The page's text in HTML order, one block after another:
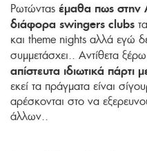
Ρωτώντας έμαθα πως
διάφορα swingers clubs
και theme nights αλλά εγώ
συμμετάσχει.. Αντίθετα
απίστευτα ιδιωτικά
εκεί τα πράγματα είναι
αρέσκονται στο να
άλλων..